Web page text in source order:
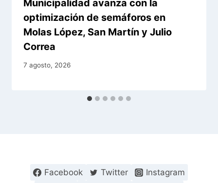
Municipalidad avanza con la
optimización de semáforos en
Molas López, San Martín y Julio
Correa
7 agosto, 2026
Facebook Twitter
Instagram